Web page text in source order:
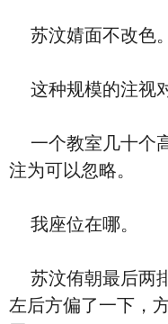
苏汶婧面不改色。
这种规模的注视
一个教室几十个
注为可以忽略。
我座位在哪。
苏汶侑朝最后两
左后方偏了一下，